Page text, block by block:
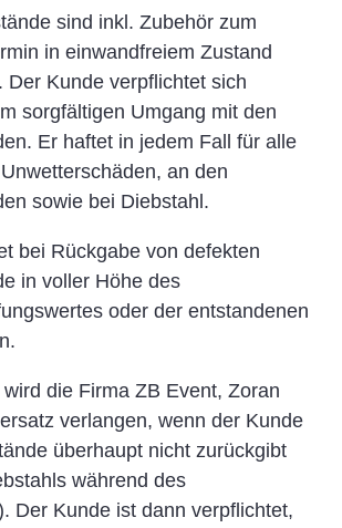
sind inkl. Zubehör zum
in einwandfreiem Zustand
Der Kunde verpflichtet sich
sorgfältigen Umgang mit den
Er haftet in jedem Fall für alle
an den
sowie bei Diebstahl.
bei Rückgabe von defekten
in voller Höhe des
oder der entstandenen
die Firma ZB Event, Zoran
verlangen, wenn der Kunde
überhaupt nicht zurückgibt
während des
Der Kunde ist dann verpflichtet,